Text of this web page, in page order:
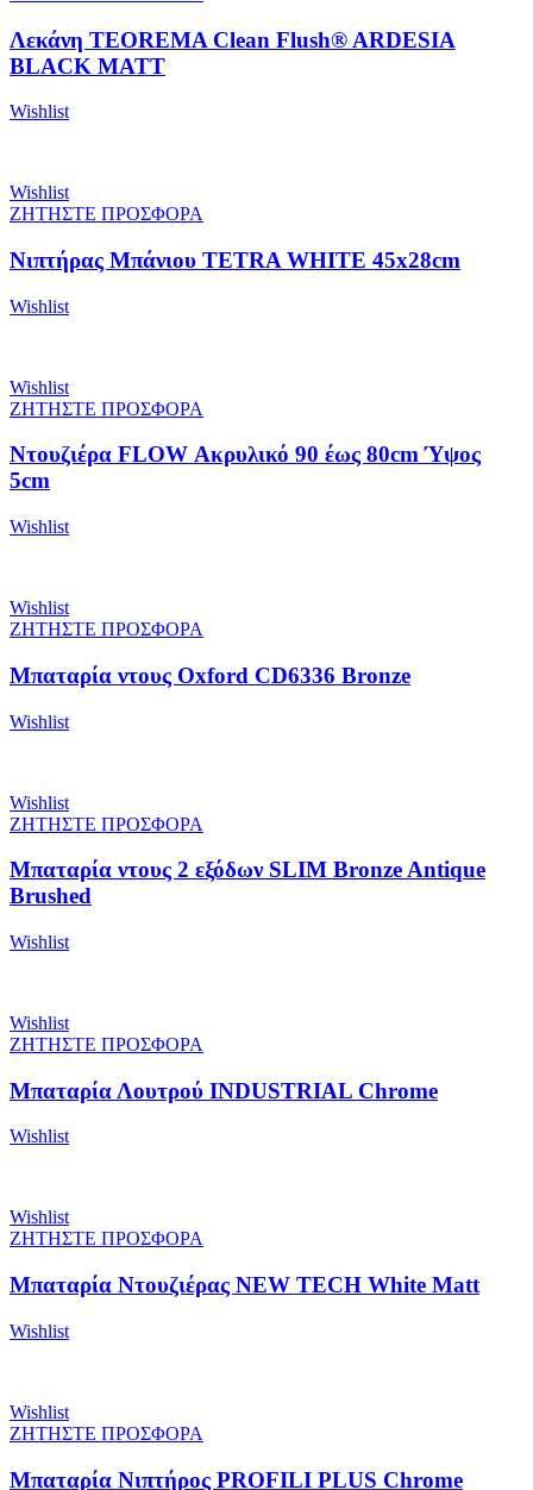
Λεκάνη TEOREMA Clean Flush® ARDESIA
BLACK MATT
Wishlist
Wishlist
ΖΗΤΗΣΤΕ ΠΡΟΣΦΟΡΑ
Νιπτήρας Μπάνιου TETRA WHITE 45x28cm
Wishlist
Wishlist
ΖΗΤΗΣΤΕ ΠΡΟΣΦΟΡΑ
Ντουζιέρα FLOW Ακρυλικό 90 έως 80cm Ύψος
5cm
Wishlist
Wishlist
ΖΗΤΗΣΤΕ ΠΡΟΣΦΟΡΑ
Μπαταρία ντους Oxford CD6336 Bronze
Wishlist
Wishlist
ΖΗΤΗΣΤΕ ΠΡΟΣΦΟΡΑ
Μπαταρία ντους 2 εξόδων SLIM Bronze Antique
Brushed
Wishlist
Wishlist
ΖΗΤΗΣΤΕ ΠΡΟΣΦΟΡΑ
Μπαταρία Λουτρού INDUSTRIAL Chrome
Wishlist
Wishlist
ΖΗΤΗΣΤΕ ΠΡΟΣΦΟΡΑ
Μπαταρία Ντουζιέρας NEW TECH White Matt
Wishlist
Wishlist
ΖΗΤΗΣΤΕ ΠΡΟΣΦΟΡΑ
Μπαταρία Νιπτήρος PROFILI PLUS Chrome